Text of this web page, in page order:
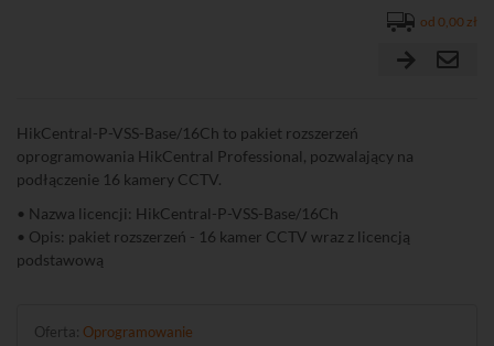
od 0,00 zł
HikCentral-P-VSS-Base/16Ch to pakiet rozszerzeń
oprogramowania HikCentral Professional, pozwalający na
podłączenie 16 kamery CCTV.
• Nazwa licencji: HikCentral-P-VSS-Base/16Ch
• Opis: pakiet rozszerzeń - 16 kamer CCTV wraz z licencją
podstawową
Oferta: Oprogramowanie